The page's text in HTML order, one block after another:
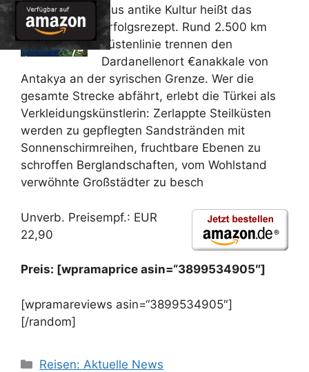
plus antike Kultur heißt das
Erfolgsrezept. Rund 2.500 km
Küstenlinie trennen den
Dardanellenort €anakkale von
Antakya an der syrischen Grenze. Wer die
gesamte Strecke abfährt, erlebt die Türkei als
Verkleidungskünstlerin: Zerlappte Steilküsten
werden zu gepflegten Sandstränden mit
Sonnenschirmreihen, fruchtbare Ebenen zu
schroffen Berglandschaften, vom Wohlstand
verwöhnte Großstädter zu besch
Unverb. Preisempf.: EUR
22,90
Preis: [wpramaprice asin=“3899534905″]
[wpramareviews asin=“3899534905″]
[/random]
Kategorien
Reisen: Aktuelle News